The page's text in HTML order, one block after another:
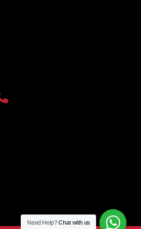
Need Help?Chat with us